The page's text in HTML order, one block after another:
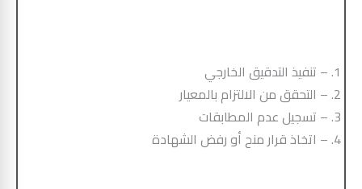
– تنفيذ التدقيق الخارجي
– التحقق من الالتزام بالمعيار
– تسجيل عدم المطابقات
– اتخاذ قرار منح أو رفض الشهادة